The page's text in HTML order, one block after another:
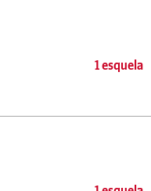
1 esquela